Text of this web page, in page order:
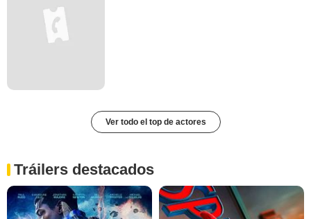
Ver todo el top de actores
Tráilers destacados